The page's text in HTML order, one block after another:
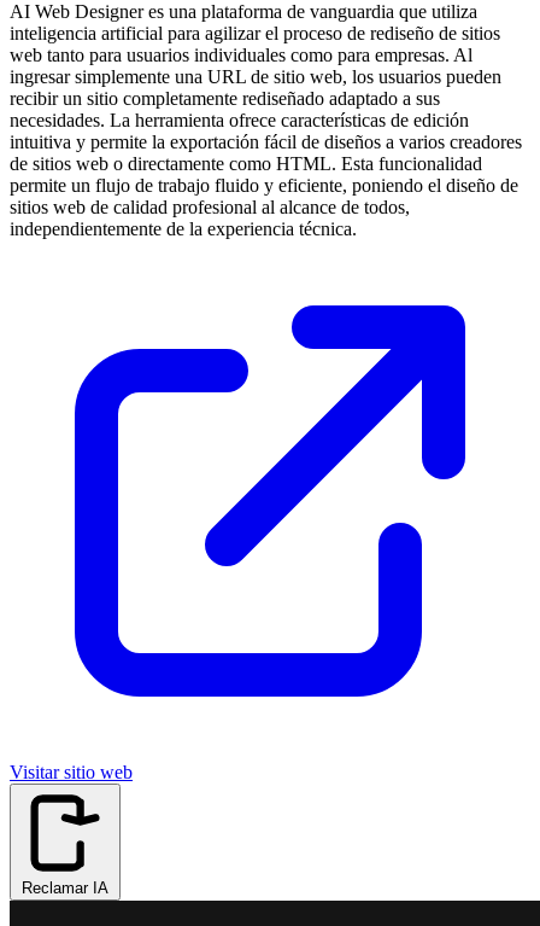
AI Web Designer es una plataforma de vanguardia que utiliza
inteligencia artificial para agilizar el proceso de rediseño de sitios
web tanto para usuarios individuales como para empresas. Al
ingresar simplemente una URL de sitio web, los usuarios pueden
recibir un sitio completamente rediseñado adaptado a sus
necesidades. La herramienta ofrece características de edición
intuitiva y permite la exportación fácil de diseños a varios creadores
de sitios web o directamente como HTML. Esta funcionalidad
permite un flujo de trabajo fluido y eficiente, poniendo el diseño de
sitios web de calidad profesional al alcance de todos,
independientemente de la experiencia técnica.
Visitar sitio web
Reclamar IA